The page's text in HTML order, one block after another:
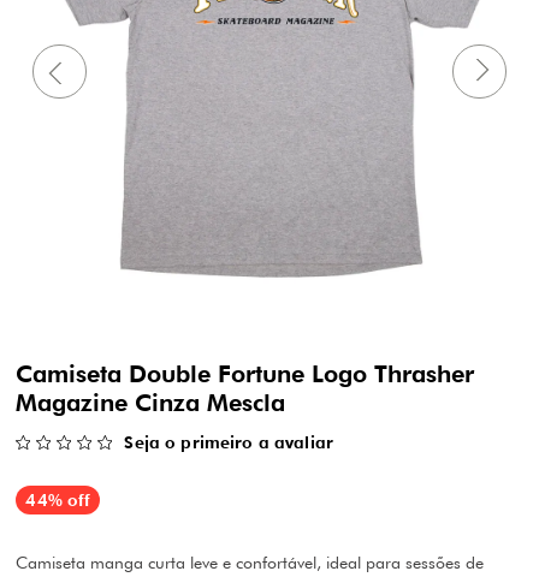
Camiseta Double Fortune Logo Thrasher
Magazine Cinza Mescla
Seja o primeiro a avaliar
44% off
Camiseta manga curta leve e confortável, ideal para sessões de